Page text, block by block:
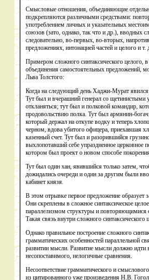
Смысловые отношения, объединяющие
подкрепляются различными средствами:
употреблением личных и указательных
союзов (зато, однако, так что и др.), вводных
следовательно, во-первых, во-вторых,
предложениях, интонацией частей и целого и т.
Примером сложного синтаксического целого,
объединения самостоятельных предложений,
Льва Толстого:
Когда на следующий день Хаджи-Мурат
Тут был и вчерашний генерал со
откланяться; тут был и полковой командир,
продовольствию полка. Тут был армянин-
который держал на откупе водку и теперь
черном, вдова убитого офицера, приехавшая
казенный счет. Тут был и разорившийся
выхлопотавший себе упраздненное церковное
котором был проект о новом способе
Тут был один хан, явившийся только затем,
дожидались очереди и один за другим были
кабинет князя.
В этом отрывке первое предложение образует
Они скреплены в сложное синтаксическое
параллелизмом структуры и повторяющимися
Такая связь внутри сложного синтаксического
Однако правильное построение сложного
грамматических особенностей параллельной
развитии мысли. Развитие мысли должно идти
несопоставимого, нелогичные сравнения.
Несоответствие грамматического и
из цитированного уже произведения Н.В.